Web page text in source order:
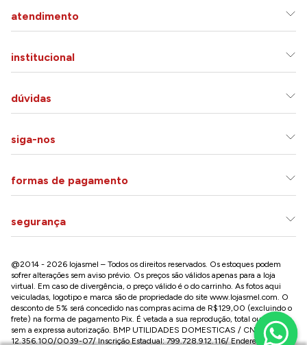
atendimento
institucional
dúvidas
siga-nos
formas de pagamento
segurança
@2014 - 2026 lojasmel – Todos os direitos reservados. Os estoques podem
sofrer alterações sem aviso prévio. Os preços são válidos apenas para a loja
virtual. Em caso de divergência, o preço válido é o do carrinho. As fotos aqui
veiculadas, logotipo e marca são de propriedade do site www.lojasmel.com. O
desconto de 5% será concedido nas compras acima de R$129,00 (excluindo o
frete) na forma de pagamento Pix. É vetada a sua reprodução, total ou parcial,
sem a expressa autorização. BMP UTILIDADES DOMESTICAS / CNPJ:
12.356.100/0039-07/ Inscrição Estadual: 799.728.912.116/ Endereço: R José